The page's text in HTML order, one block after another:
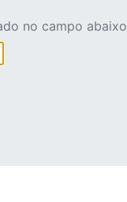
no campo abaixo